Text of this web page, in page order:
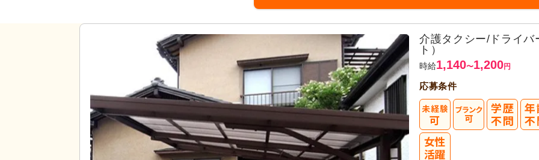
介護タクシー/ドライバ
ト）
時給1,140〜1,200円
応募条件